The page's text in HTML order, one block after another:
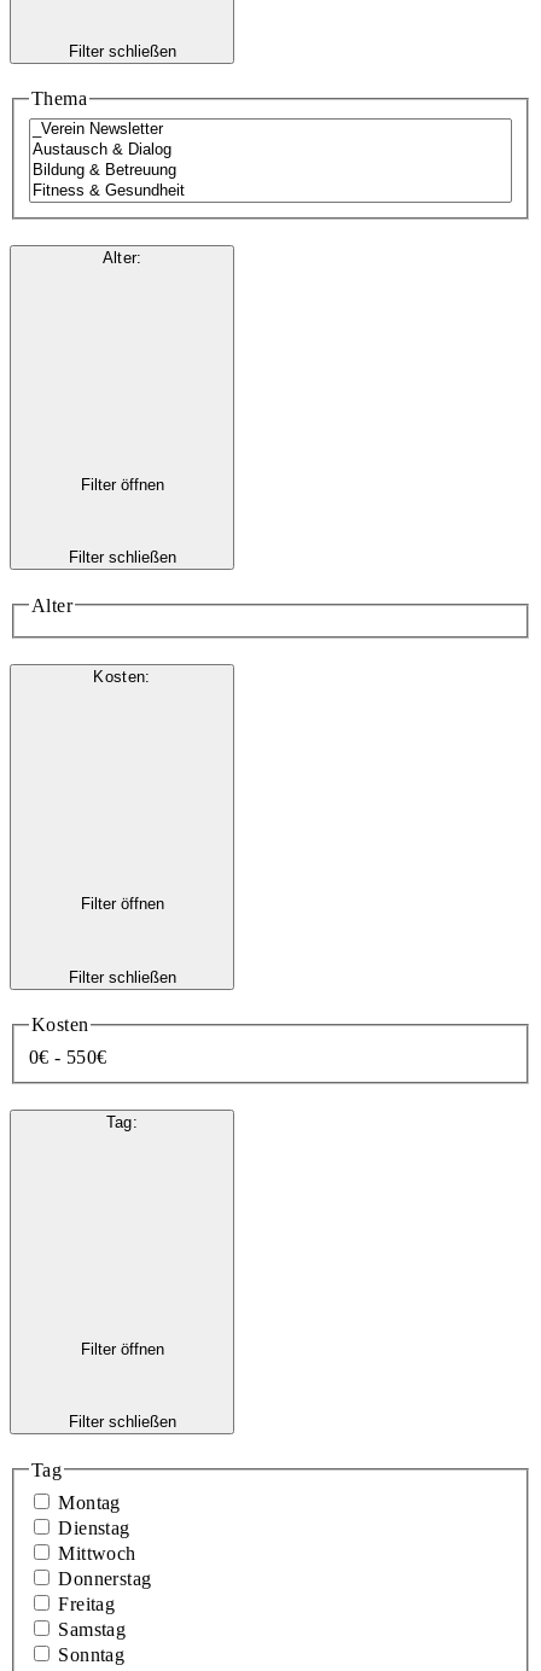
Filter schließen
Thema
Alter:
Filter öffnen
Filter schließen
Alter
Kosten:
Filter öffnen
Filter schließen
Kosten
0€ - 550€
Tag:
Filter öffnen
Filter schließen
Tag
Montag
Dienstag
Mittwoch
Donnerstag
Freitag
Samstag
Sonntag